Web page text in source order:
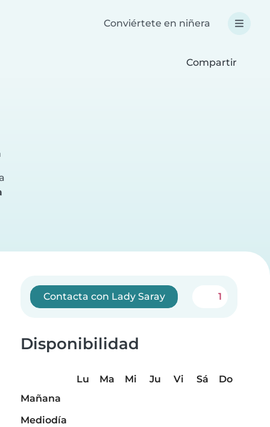
Conviértete en niñera
Compartir
Contacta con Lady Saray 1
Disponibilidad
Lu Ma Mi Ju Vi Sá
Do
Mañana
Mediodía